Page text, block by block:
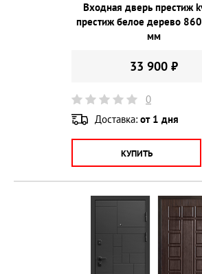
Входная дверь престиж
престиж белое дерево
мм
33 900 ₽
0
Доставка: от 1 дня
КУПИТЬ